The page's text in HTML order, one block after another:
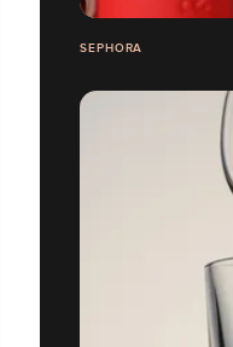
SEPHORA